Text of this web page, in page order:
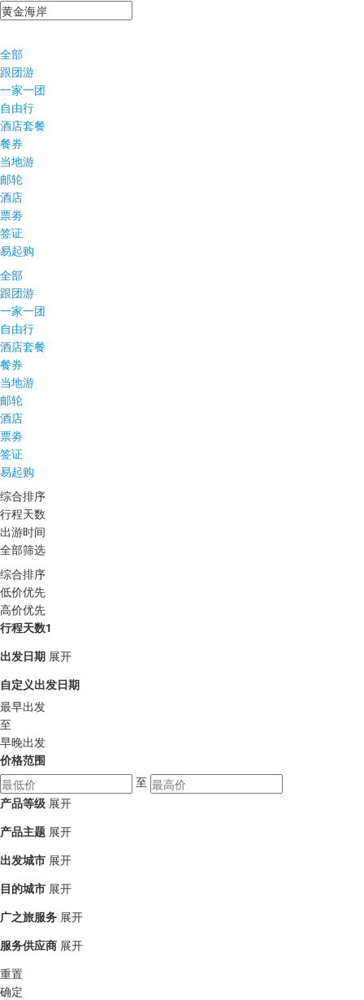
全部
跟团游
一家一团
自由行
酒店套餐
餐券
当地游
邮轮
酒店
票劵
签证
易起购
全部
跟团游
一家一团
自由行
酒店套餐
餐券
当地游
邮轮
酒店
票劵
签证
易起购
综合排序
行程天数
出游时间
全部筛选
综合排序
低价优先
高价优先
行程天数1
出发日期 展开
自定义出发日期
最早出发
至
早晚出发
价格范围
至
产品等级 展开
产品主题 展开
出发城市 展开
目的城市 展开
广之旅服务 展开
服务供应商 展开
重置
确定